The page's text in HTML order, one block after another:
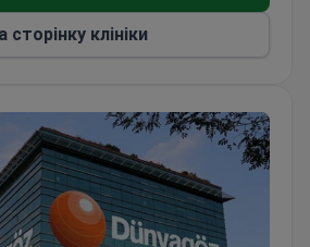
сторінку клініки